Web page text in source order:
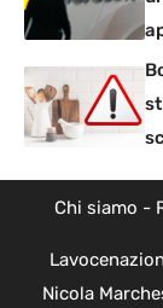
Chi siamo -
Nicola